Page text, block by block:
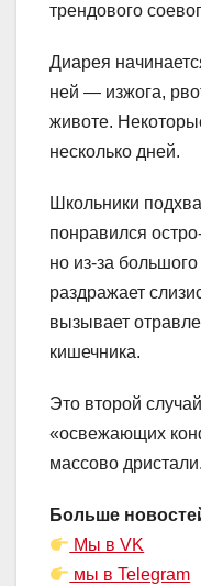
трендового
Диарея
ней — изжога,
животе.
несколько дней.
Школьники
понравился
но из-за большого
раздражает
вызывает
кишечника.
Это второй
«освежающих
массово дристали.
Больше
Мы в VK
мы в Telegram